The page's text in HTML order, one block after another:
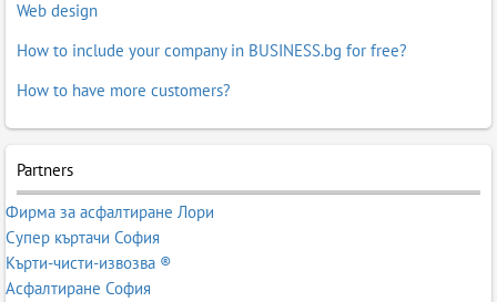
Web design
How to include your company in BUSINESS.bg for free?
How to have more customers?
Partners
Фирма за асфалтиране Лори
Супер къртачи София
Кърти-чисти-извозва ®
Асфалтиране София